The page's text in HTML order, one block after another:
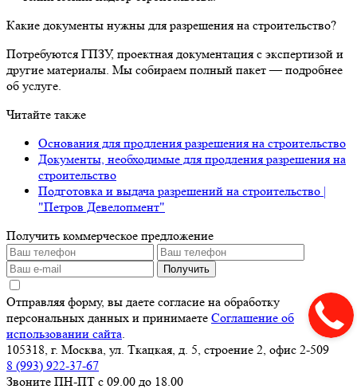
Какие документы нужны для разрешения на строительство?
Потребуются ГПЗУ, проектная документация с экспертизой и
другие материалы. Мы собираем полный пакет — подробнее
об услуге.
Читайте также
Основания для продления разрешения на строительство
Документы, необходимые для продления разрешения на
строительство
Подготовка и выдача разрешений на строительство |
"Петров Девелопмент"
Получить коммерческое предложение
Получить
Отправляя форму, вы даете согласие на обработку
персональных данных и принимаете Соглашение об
использовании сайта
105318, г. Москва, ул. Ткацкая, д. 5, строение 2, офис 2-509
8 (993) 922-37-67
Звоните ПН-ПТ с 09.00 до 18.00